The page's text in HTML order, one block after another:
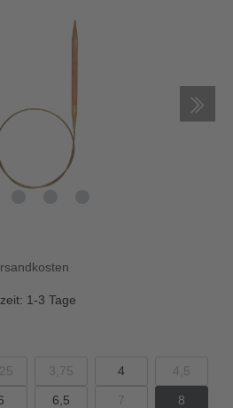
1-3 Tage
3,75 4 4,5
6,5 7 8